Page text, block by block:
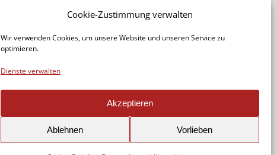
Cookie-Zustimmung verwalten
Wir verwenden Cookies, um unsere Website und unseren Service zu
optimieren.
Dienste verwalten
Akzeptieren
Ablehnen Vorlieben
Seite teilen: